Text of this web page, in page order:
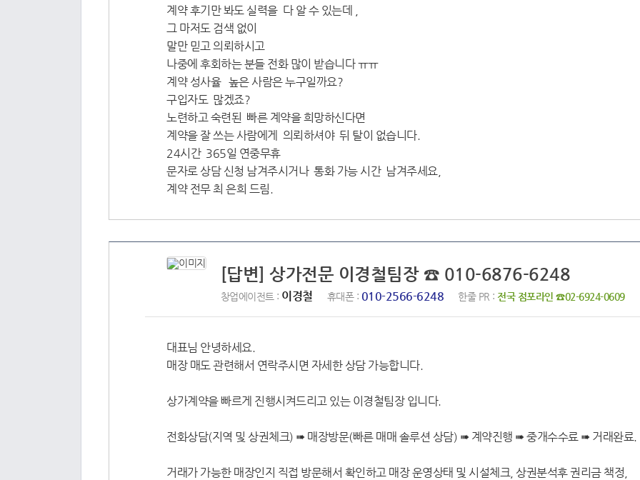
계약 후기만 봐도 실력을 다 알 수 있는데 ,
그 마저도 검색 없이
말만 믿고 의뢰하시고
나중에 후회하는 분들 전화 많이 받습니다 ㅠㅠ
계약 성사율 높은 사람은 누구일까요?
구입자도 많겠죠?
노련하고 숙련된 빠른 계약을 희망하신다면
계약을 잘 쓰는 사람에게 의뢰하셔야 뒤 탈이 없습니다.
24시간 365일 연중무휴
문자로 상담 신청 남겨주시거나 통화 가능 시간 남겨주세요,
계약 전무 최 은희 드림.
[답변] 상가전문 이경철팀장 ☎ 010-6876-6248
창업에이전트 : 이경철 휴대폰 : 010-2566-6248 한줄 PR : 전국 점포라인 ☎02-6924-0609
대표님 안녕하세요.
매장 매도 관련해서 연락주시면 자세한 상담 가능합니다.
상가계약을 빠르게 진행시켜드리고 있는 이경철팀장 입니다.
전화상담(지역 및 상권체크) ➠ 매장방문(빠른 매매 솔루션 상담) ➠ 계약진행 ➠ 중개수수료 ➠ 거래완료.
거래가 가능한 매장인지 직접 방문해서 확인하고 매장 운영상태 및 시설체크, 상권분석후 권리금 책정,